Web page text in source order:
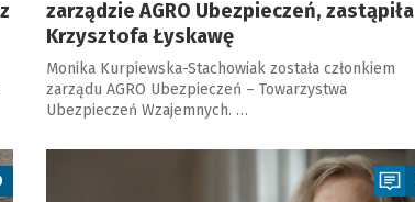
zarządzie AGRO Ubezpieczeń, zastąpiła
Krzysztofa Łyskawę
Monika Kurpiewska-Stachowiak została członkiem
zarządu AGRO Ubezpieczeń – Towarzystwa
Ubezpieczeń Wzajemnych. …
a